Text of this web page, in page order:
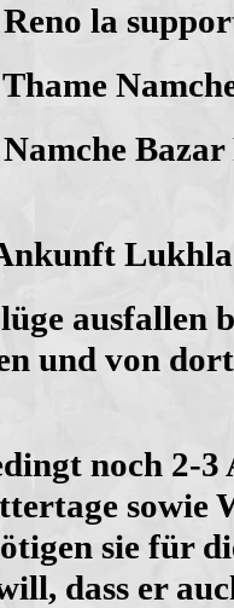
la
ausfallen
und von
noch 2-
sowie
sie für
dass er